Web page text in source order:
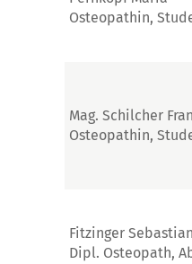
Osteopathin,
Mag. Schilcher
Osteopathin,
Fitzinger
Dipl. Osteopath,